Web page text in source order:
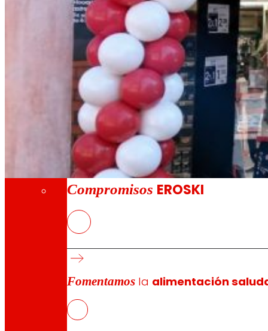
Fundación
A través de nuestra Fundación
Compromisos
Compromisos EROSKI
Fomentamos la alimentación
El nuevo EROSKI/City ofrece un servicio
EROSKI mantiene el impulso de su
ha inaugurado un nuevo supermercado en el
cliente, una fuerte apuesta por los productos locales